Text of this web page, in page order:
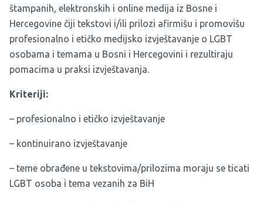
štampanih, elektronskih i online medija iz Bosne i
Hercegovine čiji tekstovi i/ili prilozi afirmišu i promovišu
profesionalno i etičko medijsko izvještavanje o LGBT
osobama i temama u Bosni i Hercegovini i rezultiraju
pomacima u praksi izvještavanja.
Kriteriji:
– profesionalno i etičko izvještavanje
– kontinuirano izvještavanje
– teme obrađene u tekstovima/prilozima moraju se ticati
LGBT osoba i tema vezanih za BiH